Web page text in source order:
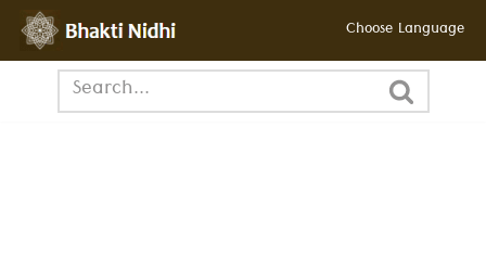
छोड़कर
Choose Language